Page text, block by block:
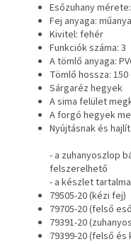
Esőzuhany
Fej anyaga:
Kivitel: fehér
Funkciók száma: 3
A tömlő anyaga:
Tömlő hossza: 150
Sárgaréz hegyek
A sima felület
A forgó hegyek
Nyújtásnak és
- a zuhanyoszlop
felszerelhető
- a készlet
79505-20 (kézi fej)
79705-20 (felső
79391-20
79399-20 (felső